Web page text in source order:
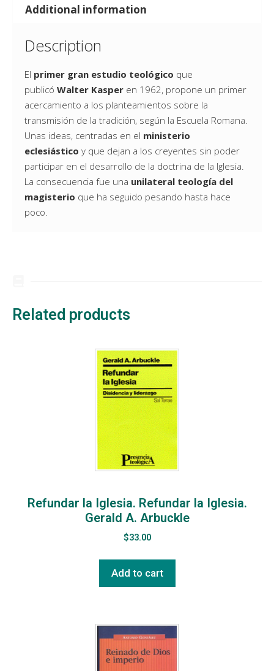
Additional information
Description
El primer gran estudio teológico que
publicó Walter Kasper en 1962, propone un primer
acercamiento a los planteamientos sobre la
transmisión de la tradición, según la Escuela Romana.
Unas ideas, centradas en el ministerio
eclesiástico y que dejan a los creyentes sin poder
participar en el desarrollo de la doctrina de la Iglesia.
La consecuencia fue una unilateral teología del
magisterio que ha seguido pesando hasta hace
poco.
Related products
Refundar la Iglesia. Refundar la Iglesia.
Gerald A. Arbuckle
$33.00
Add to cart